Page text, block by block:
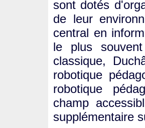
sont dotés
de leur
central en
le plus
classique,
robotique
robotique
champ
supplémentaire